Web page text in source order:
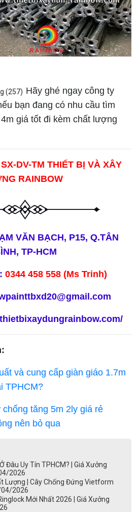
Hãy ghé ngay công ty
bạn đang có nhu cầu tìm
giá tốt đi kèm chất lượng
DV-TM THIẾT BỊ VÀ XÂY
RAINBOW
VĂN BẠCH, P15, Q.TÂN
TP-HCM
0344 458 558 (Ms Trinh)
và cung cấp giàn giáo 1.7m
TPHCM?
tăng 5m 2ly giá rẻ
nên bỏ qua
Đâu Uy Tín TPHCM? | Giá Xưởng
2026
Lượng | Cây Chống Đứng Vietform
04/2026
Mới Nhất 2026 | Giá Xưởng